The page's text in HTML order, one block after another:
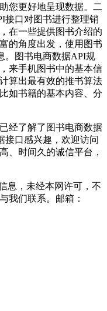
您更好地呈现数据。二
接口对图书进行整理销
在一些提供图书介绍的
的角度出发，使用图书
。图书电商数据API规
来手机图书中的基本信
算出最有效的推书算法
如书籍的基本内容、分
了解了图书电商数据
接口感兴趣，欢迎访问
、时间久的诚信平台，
息，未经本网许可，不
我们联系。邮箱：